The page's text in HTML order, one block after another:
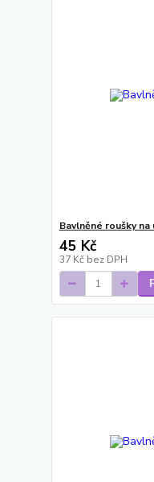
Bavlněné roušky
45 Kč
37 Kč bez DPH